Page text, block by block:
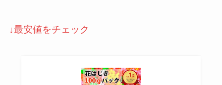
↓最安値をチェック